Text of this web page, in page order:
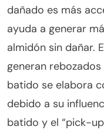
dañado es más
ayuda a generar
almidón sin dañar.
generan
batido se elabora
debido a su
batido y el “pick-